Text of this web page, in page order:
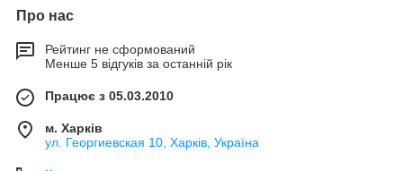
Про нас
Рейтинг не сформований
Менше 5 відгуків за останній рік
Працює з 05.03.2010
м. Харків
ул. Георгиевская 10, Харків, Україна